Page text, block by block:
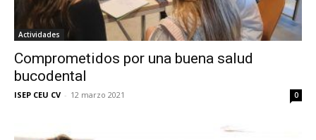
CV
Actividades
Comprometidos por una buena salud
bucodental
ISEP CEU CV - 12 marzo 2021 0